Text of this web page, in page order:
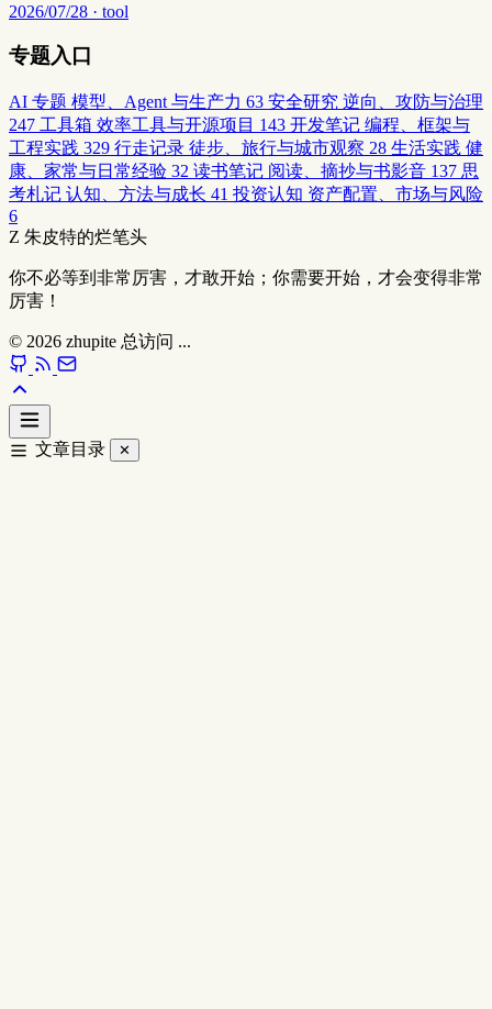
2026/07/28 · tool
专题入口
AI 专题 模型、Agent 与生产力 63 安全研究 逆向、攻防与治理
247 工具箱 效率工具与开源项目 143 开发笔记 编程、框架与
工程实践 329 行走记录 徒步、旅行与城市观察 28 生活实践 健
康、家常与日常经验 32 读书笔记 阅读、摘抄与书影音 137 思
考札记 认知、方法与成长 41 投资认知 资产配置、市场与风险
6
Z 朱皮特的烂笔头
你不必等到非常厉害，才敢开始；你需要开始，才会变得非常
厉害！
© 2026 zhupite 总访问 ...
文章目录 ✕